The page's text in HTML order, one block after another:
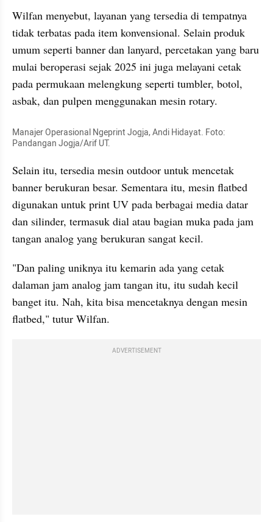
Wilfan menyebut, layanan yang tersedia di tempatnya
tidak terbatas pada item konvensional. Selain produk
umum seperti banner dan lanyard, percetakan yang baru
mulai beroperasi sejak 2025 ini juga melayani cetak
pada permukaan melengkung seperti tumbler, botol,
asbak, dan pulpen menggunakan mesin rotary.
Manajer Operasional Ngeprint Jogja, Andi Hidayat. Foto:
Pandangan Jogja/Arif UT.
Selain itu, tersedia mesin outdoor untuk mencetak
banner berukuran besar. Sementara itu, mesin flatbed
digunakan untuk print UV pada berbagai media datar
dan silinder, termasuk dial atau bagian muka pada jam
tangan analog yang berukuran sangat kecil.
"Dan paling uniknya itu kemarin ada yang cetak
dalaman jam analog jam tangan itu, itu sudah kecil
banget itu. Nah, kita bisa mencetaknya dengan mesin
flatbed," tutur Wilfan.
ADVERTISEMENT